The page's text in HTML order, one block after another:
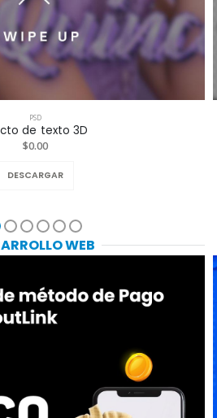
PSD
de texto 3D
$0.00
DESCARGAR
WEB